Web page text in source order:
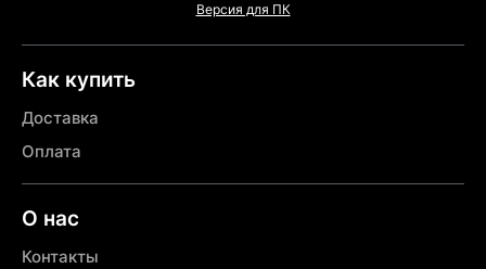
Версия для ПК
Как купить
Доставка
Оплата
О нас
Контакты